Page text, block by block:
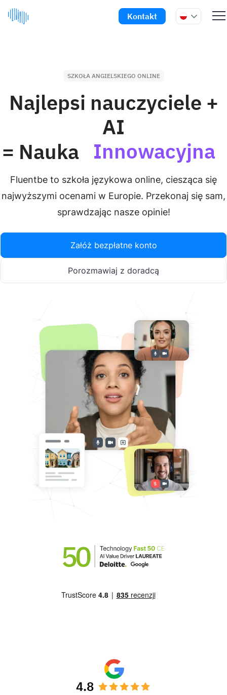
Kontakt
SZKOŁA ANGIELSKIEGO ONLINE
Najlepsi nauczyciele +
AI
= Nauka
Innowacyjna
Fluentbe to szkoła językowa online, ciesząca się
najwyższymi ocenami w Europie. Przekonaj się sam,
sprawdzając nasze opinie!
Załóż bezpłatne konto
Porozmawiaj z doradcą
4.8